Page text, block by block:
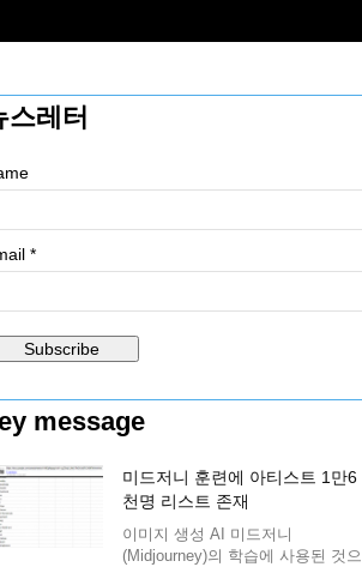
스레터
*
message
미드저니 훈련에 아티스트 1만6
천명 리스트 존재
이미지 생성 AI 미드저니
(Midjourney)의 학습에 사용된 것으